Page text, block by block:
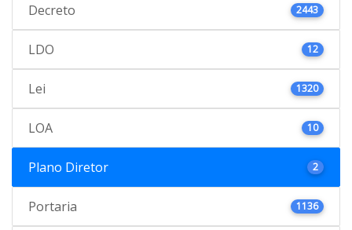
Decreto 2443
LDO 12
Lei 1320
LOA 10
Plano Diretor 2
Portaria 1136